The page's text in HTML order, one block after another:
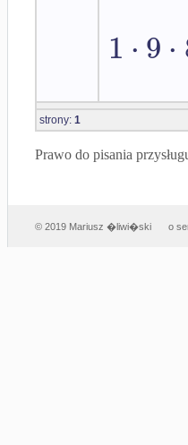
1 ⋅9⋅
strony: 1
Prawo do pisania
© 2019 Mariusz �liwi�ski o